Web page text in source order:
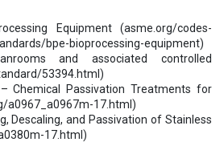
Equipment (asme.org/codes-
bpe-bioprocessing-equipment)
and associated controlled
53394.html)
Chemical Passivation Treatments for
a0967_a0967m-17.html)
Descaling, and Passivation of Stainless
17.html)